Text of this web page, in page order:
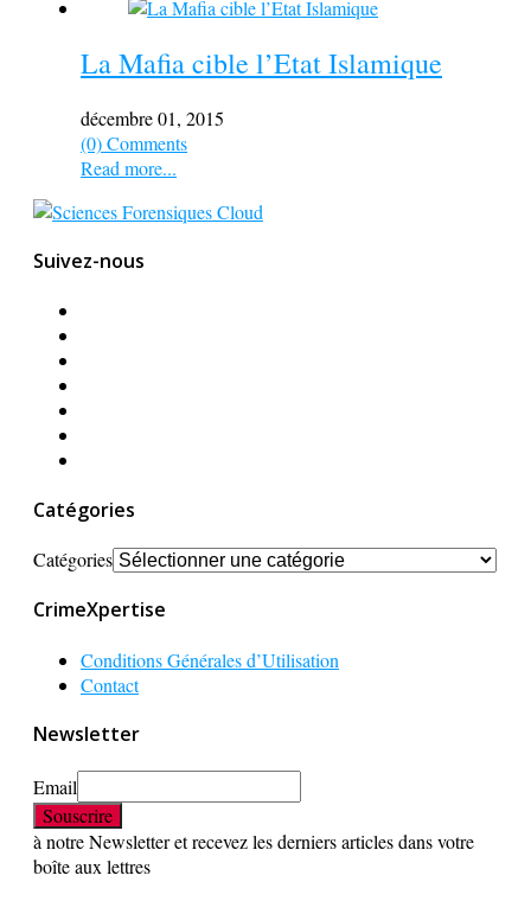
La Mafia cible l’Etat Islamique
décembre 01, 2015
(0) Comments
Read more...
Suivez-nous
Catégories
Catégories
CrimeXpertise
Conditions Générales d’Utilisation
Contact
Newsletter
Email
à notre Newsletter et recevez les derniers articles dans votre
boîte aux lettres